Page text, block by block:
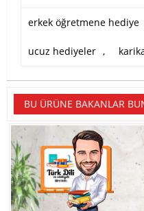
erkek öğretmene hediye
ucuz hediyeler ,
BU ÜRÜNE BAKANLAR